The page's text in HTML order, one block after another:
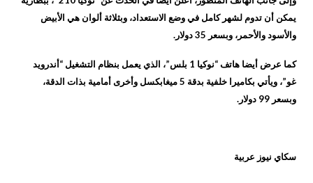
يمكن أن تدوم لشهر كامل في وضع الاستعداد، وبثلاثة ألوان هي الأبيض
والأسود والأحمر، وبسعر 35 دولار.
كما عرض أيضا هاتف “نوكيا 1 بلس”، الذي يعمل بنظام التشغيل “أندرويد
غو”، ويأتي بكاميرا خلفية بدقة 5 ميغابكسل وأخرى أمامية بذات الدقة،
وبسعر 99 دولار.
سكاي نيوز عربية